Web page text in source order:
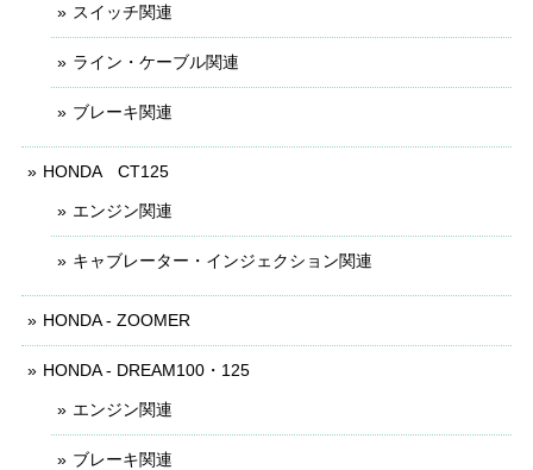
スイッチ関連
ライン・ケーブル関連
ブレーキ関連
HONDA CT125
エンジン関連
キャブレーター・インジェクション関連
HONDA - ZOOMER
HONDA - DREAM100・125
エンジン関連
ブレーキ関連